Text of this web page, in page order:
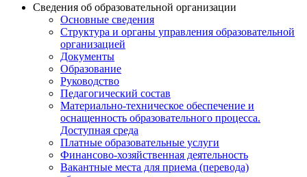
Сведения об образовательной организации
Основные сведения
Структура и органы управления образовательной
организацией
Документы
Образование
Руководство
Педагогический состав
Материально-техническое обеспечение и
оснащенность образовательного процесса.
Доступная среда
Платные образовательные услуги
Финансово-хозяйственная деятельность
Вакантные места для приема (перевода)